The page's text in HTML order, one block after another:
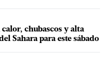
chubascos y alta
Sahara para este sábado